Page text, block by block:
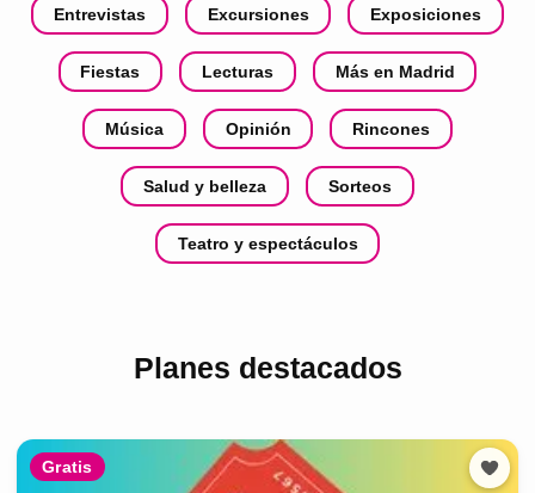
Entrevistas Excursiones Exposiciones
Fiestas Lecturas Más en Madrid
Música Opinión Rincones
Salud y belleza Sorteos
Teatro y espectáculos
Planes destacados
Gratis